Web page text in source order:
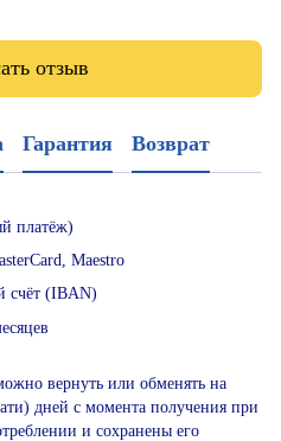
отзыв
Гарантия Возврат
платёж)
Maestro
счёт (IBAN)
вернуть или обменять на
дней с момента получения при
и сохранены его